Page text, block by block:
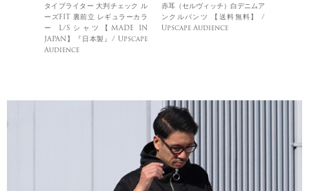
タイプライター 大判チェック ル
ーズFIT 裏前立 レギュラーカラ
ー L/Sシャツ【MADE IN
JAPAN】『日本製』/ Upscape
Audience
赤耳（セルヴィッチ）白デニムア
ンクルパンツ 【送料無料】 /
Upscape Audience